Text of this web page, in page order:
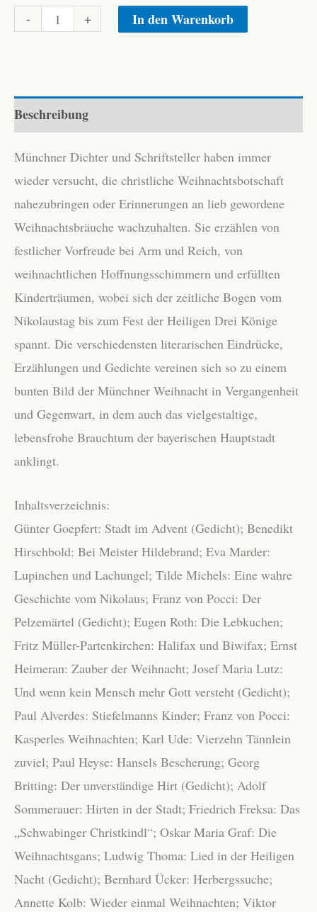
-
Weihnachtsgeschichten
+ In den Warenkorb
Beschreibung
Münchner Dichter und Schriftsteller haben immer
wieder versucht, die christliche Weihnachtsbotschaft
nahezubringen oder Erinnerungen an lieb gewordene
Weihnachtsbräuche wachzuhalten. Sie erzählen von
festlicher Vorfreude bei Arm und Reich, von
weihnachtlichen Hoffnungsschimmern und erfüllten
Kinderträumen, wobei sich der zeitliche Bogen vom
Nikolaustag bis zum Fest der Heiligen Drei Könige
spannt. Die verschiedensten literarischen Eindrücke,
Erzählungen und Gedichte vereinen sich so zu einem
bunten Bild der Münchner Weihnacht in Vergangenheit
und Gegenwart, in dem auch das vielgestaltige,
lebensfrohe Brauchtum der bayerischen Hauptstadt
anklingt.
Inhaltsverzeichnis:
Günter Goepfert: Stadt im Advent (Gedicht); Benedikt
Hirschbold: Bei Meister Hildebrand; Eva Marder:
Lupinchen und Lachungel; Tilde Michels: Eine wahre
Geschichte vom Nikolaus; Franz von Pocci: Der
Pelzemärtel (Gedicht); Eugen Roth: Die Lebkuchen;
Fritz Müller-Partenkirchen: Halifax und Biwifax; Ernst
Heimeran: Zauber der Weihnacht; Josef Maria Lutz:
Und wenn kein Mensch mehr Gott versteht (Gedicht);
Paul Alverdes: Stiefelmanns Kinder; Franz von Pocci:
Kasperles Weihnachten; Karl Ude: Vierzehn Tännlein
zuviel; Paul Heyse: Hansels Bescherung; Georg
Britting: Der unverständige Hirt (Gedicht); Adolf
Sommerauer: Hirten in der Stadt; Friedrich Freksa: Das
„Schwabinger Christkindl“; Oskar Maria Graf: Die
Weihnachtsgans; Ludwig Thoma: Lied in der Heiligen
Nacht (Gedicht); Bernhard Ücker: Herbergssuche;
Annette Kolb: Wieder einmal Weihnachten; Viktor